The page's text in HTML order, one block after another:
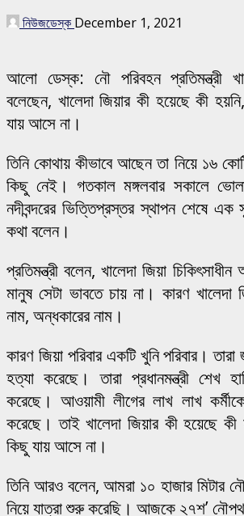
নিউজডেস্ক December 1, 2021
আলো ডেস্ক: নৌ পরিবহন প্রতিমন্ত্রী
বলেছেন, খালেদা জিয়ার কী হয়েছে কী
যায় আসে না।
তিনি কোথায় কীভাবে আছেন তা নিয়ে ১৬
কিছু নেই। গতকাল মঙ্গলবার সকালে
নদীবন্দরের ভিত্তিপ্রস্তর স্থাপন শেষে এক
কথা বলেন।
প্রতিমন্ত্রী বলেন, খালেদা জিয়া
মানুষ সেটা ভাবতে চায় না। কারণ
নাম, অন্ধকারের নাম।
কারণ জিয়া পরিবার একটি খুনি পরিবার। তারা
হত্যা করেছে। তারা প্রধানমন্ত্রী শেখ
করেছে। আওয়ামী লীগের লাখ লাখ
করেছে। তাই খালেদা জিয়ার কী হয়েছে কী
কিছু যায় আসে না।
তিনি আরও বলেন, আমরা ১০ হাজার মিটার
নিয়ে যাত্রা শুরু করেছি। আজকে ২৭শ’ নৌপথ